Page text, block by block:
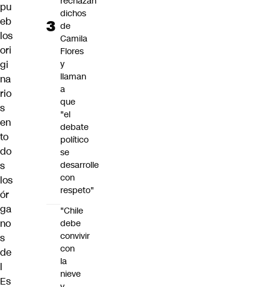
pu
eb
los
ori
gi
na
rio
s
en
to
do
s
los
ór
ga
no
s
de
l
Es
dichos
de
Camila
Flores
y
llaman
a
que
"el
debate
político
se
desarrolle
con
respeto"
"Chile
debe
convivir
con
la
nieve